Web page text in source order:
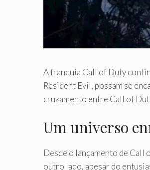
A franquia Call of Duty
Resident Evil, possam se
cruzamento entre Call of
Um universo
Desde o lançamento de
outro lado, apesar do